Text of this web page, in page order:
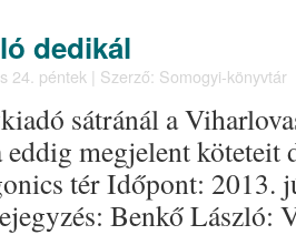
dedikál
24. péntek | Szerző: Somogyi-könyvtár
sátránál a
megjelent köteteit
tér Időpont: 2013.
Benkő László: